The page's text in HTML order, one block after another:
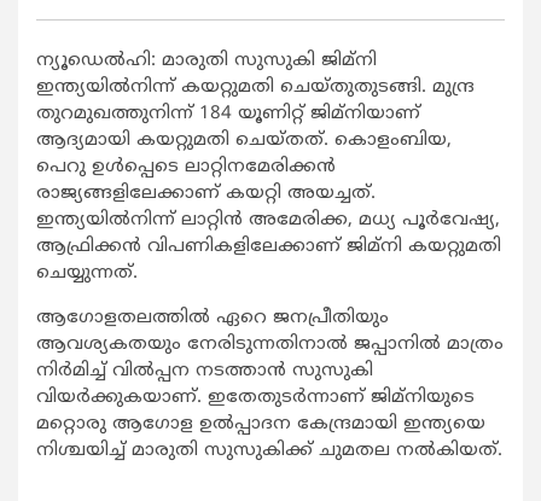
ന്യൂഡെല്‍ഹി: മാരുതി സുസുകി ജിമ്‌നി
ഇന്ത്യയില്‍നിന്ന് കയറ്റുമതി ചെയ്തുതുടങ്ങി. മുന്ദ്ര
തുറമുഖത്തുനിന്ന് 184 യൂണിറ്റ് ജിമ്‌നിയാണ്
ആദ്യമായി കയറ്റുമതി ചെയ്തത്. കൊളംബിയ,
പെറു ഉള്‍പ്പെടെ ലാറ്റിനമേരിക്കന്‍
രാജ്യങ്ങളിലേക്കാണ് കയറ്റി അയച്ചത്.
ഇന്ത്യയില്‍നിന്ന് ലാറ്റിന്‍ അമേരിക്ക, മധ്യ പൂര്‍വേഷ്യ,
ആഫ്രിക്കന്‍ വിപണികളിലേക്കാണ് ജിമ്‌നി കയറ്റുമതി
ചെയ്യുന്നത്.
ആഗോളതലത്തില്‍ ഏറെ ജനപ്രീതിയും
ആവശ്യകതയും നേരിടുന്നതിനാല്‍ ജപ്പാനില്‍ മാത്രം
നിര്‍മിച്ച് വില്‍പ്പന നടത്താന്‍ സുസുകി
വിയര്‍ക്കുകയാണ്. ഇതേതുടര്‍ന്നാണ് ജിമ്‌നിയുടെ
മറ്റൊരു ആഗോള ഉല്‍പ്പാദന കേന്ദ്രമായി ഇന്ത്യയെ
നിശ്ചയിച്ച് മാരുതി സുസുകിക്ക് ചുമതല നല്‍കിയത്.